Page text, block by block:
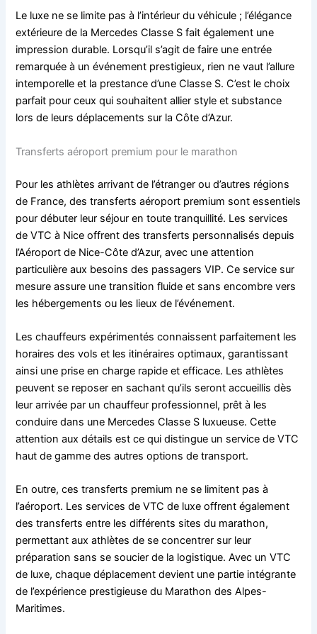
Le luxe ne se limite pas à l’intérieur du véhicule ; l’élégance
extérieure de la Mercedes Classe S fait également une
impression durable. Lorsqu’il s’agit de faire une entrée
remarquée à un événement prestigieux, rien ne vaut l’allure
intemporelle et la prestance d’une Classe S. C’est le choix
parfait pour ceux qui souhaitent allier style et substance
lors de leurs déplacements sur la Côte d’Azur.
Transferts aéroport premium pour le marathon
Pour les athlètes arrivant de l’étranger ou d’autres régions
de France, des transferts aéroport premium sont essentiels
pour débuter leur séjour en toute tranquillité. Les services
de VTC à Nice offrent des transferts personnalisés depuis
l’Aéroport de Nice-Côte d’Azur, avec une attention
particulière aux besoins des passagers VIP. Ce service sur
mesure assure une transition fluide et sans encombre vers
les hébergements ou les lieux de l’événement.
Les chauffeurs expérimentés connaissent parfaitement les
horaires des vols et les itinéraires optimaux, garantissant
ainsi une prise en charge rapide et efficace. Les athlètes
peuvent se reposer en sachant qu’ils seront accueillis dès
leur arrivée par un chauffeur professionnel, prêt à les
conduire dans une Mercedes Classe S luxueuse. Cette
attention aux détails est ce qui distingue un service de VTC
haut de gamme des autres options de transport.
En outre, ces transferts premium ne se limitent pas à
l’aéroport. Les services de VTC de luxe offrent également
des transferts entre les différents sites du marathon,
permettant aux athlètes de se concentrer sur leur
préparation sans se soucier de la logistique. Avec un VTC
de luxe, chaque déplacement devient une partie intégrante
de l’expérience prestigieuse du Marathon des Alpes-
Maritimes.